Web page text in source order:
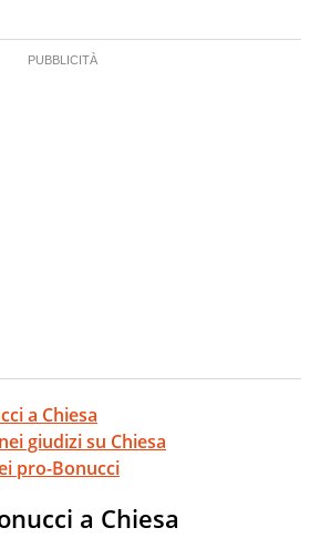
a Chiesa
giudizi su Chiesa
pro-Bonucci
a Chiesa